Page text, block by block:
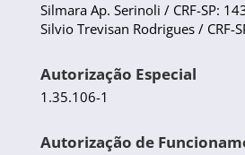
Silmara Ap. Serinoli / CRF-SP:
Silvio Trevisan Rodrigues / CRF-
Autorização Especial
1.35.106-1
Autorização de